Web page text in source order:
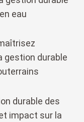
eau
gestion durable
durable des
impact sur la